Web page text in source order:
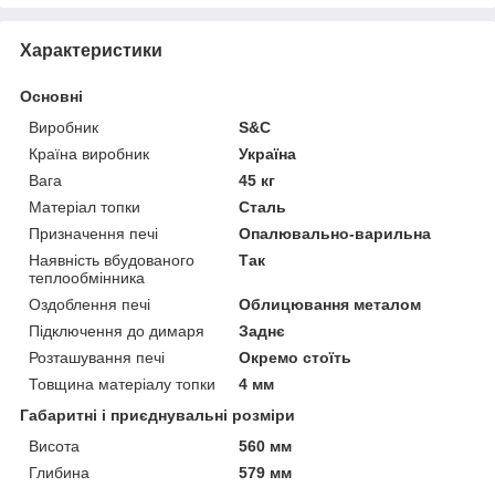
Характеристики
Основні
Виробник
S&C
Країна виробник
Україна
Вага
45 кг
Матеріал топки
Сталь
Призначення печі
Опалювально-варильна
Наявність вбудованого
теплообмінника
Так
Оздоблення печі
Облицювання металом
Підключення до димаря
Заднє
Розташування печі
Окремо стоїть
Товщина матеріалу топки
4 мм
Габаритні і приєднувальні розміри
Висота
560 мм
Глибина
579 мм